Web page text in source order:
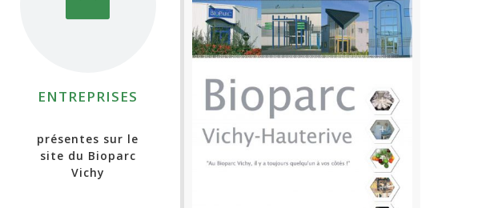
ENTREPRISES
présentes sur le
site du Bioparc
Vichy